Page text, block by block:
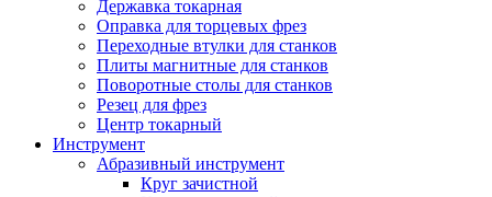
Державка токарная
Оправка для торцевых фрез
Переходные втулки для станков
Плиты магнитные для станков
Поворотные столы для станков
Резец для фрез
Центр токарный
Инструмент
Абразивный инструмент
Круг зачистной